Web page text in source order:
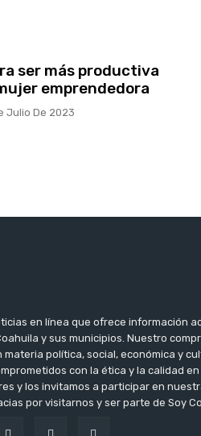
ser más productiva
emprendedora
Julio De 2023
en línea que ofrece información
y sus municipios. Nuestro
política, social, económica y
con la ética y la calidad
y los invitamos a participar en
por visitarnos y ser parte de Soy